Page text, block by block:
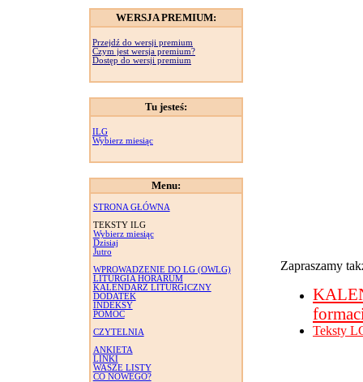
WERSJA PREMIUM:
Przejdź do wersji premium
Czym jest wersja premium?
Dostęp do wersji premium
Tu jesteś:
ILG
Wybierz miesiąc
Menu:
STRONA GŁÓWNA
TEKSTY ILG
Wybierz miesiąc
Dzisiaj
Jutro
WPROWADZENIE DO LG (OWLG)
LITURGIA HORARUM
KALENDARZ LITURGICZNY
DODATEK
INDEKSY
POMOC
CZYTELNIA
ANKIETA
LINKI
WASZE LISTY
CO NOWEGO?
Zapraszamy
Teksty